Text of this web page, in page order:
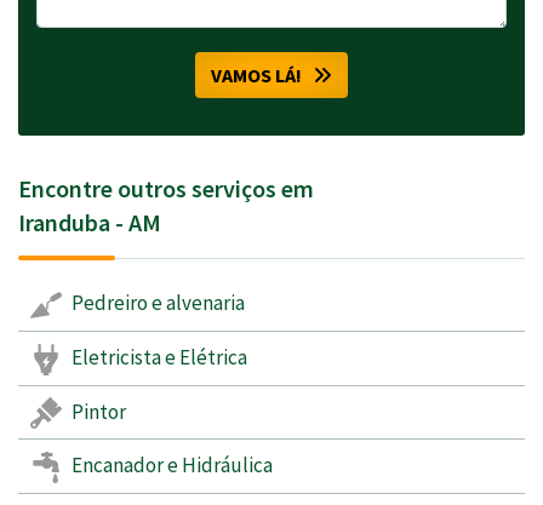
VAMOS LÁ!
Encontre outros serviços em
Iranduba - AM
Pedreiro e alvenaria
Eletricista e Elétrica
Pintor
Encanador e Hidráulica